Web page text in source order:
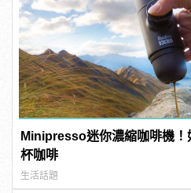
Minipresso迷你濃縮咖啡機
杯咖啡
生活話題